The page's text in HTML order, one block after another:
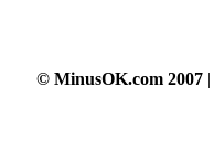
© MinusOK.com 2007 |